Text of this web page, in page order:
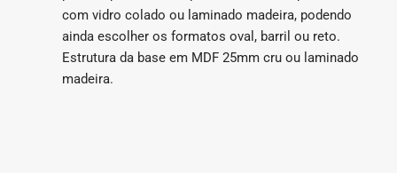
com vidro colado ou laminado madeira, podendo
ainda escolher os formatos oval, barril ou reto.
Estrutura da base em MDF 25mm cru ou laminado
madeira.